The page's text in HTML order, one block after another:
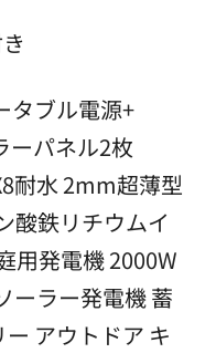
タブル電源+
ーパネル2枚
耐水 2mm超薄型
酸鉄リチウムイ
用発電機 2000W
ーラー発電機 蓄
アウトドア キ